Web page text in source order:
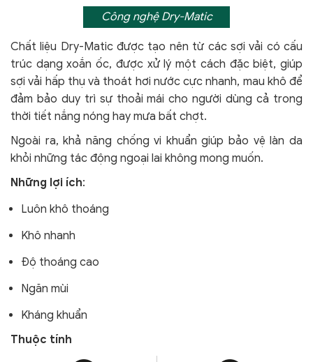
Công nghệ Dry-Matic
Chất liệu Dry-Matic được tạo nên từ các sợi vải có cấu
trúc dạng xoắn ốc, được xử lý một cách đặc biệt, giúp
sợi vải hấp thụ và thoát hơi nước cực nhanh, mau khô để
đảm bảo duy trì sự thoải mái cho người dùng cả trong
thời tiết nắng nóng hay mưa bất chợt.
Ngoài ra, khả năng chống vi khuẩn giúp bảo vệ làn da
khỏi những tác động ngoại lai không mong muốn.
Những lợi ích:
Luôn khô thoáng
Khô nhanh
Độ thoáng cao
Ngăn mùi
Kháng khuẩn
Thuộc tính